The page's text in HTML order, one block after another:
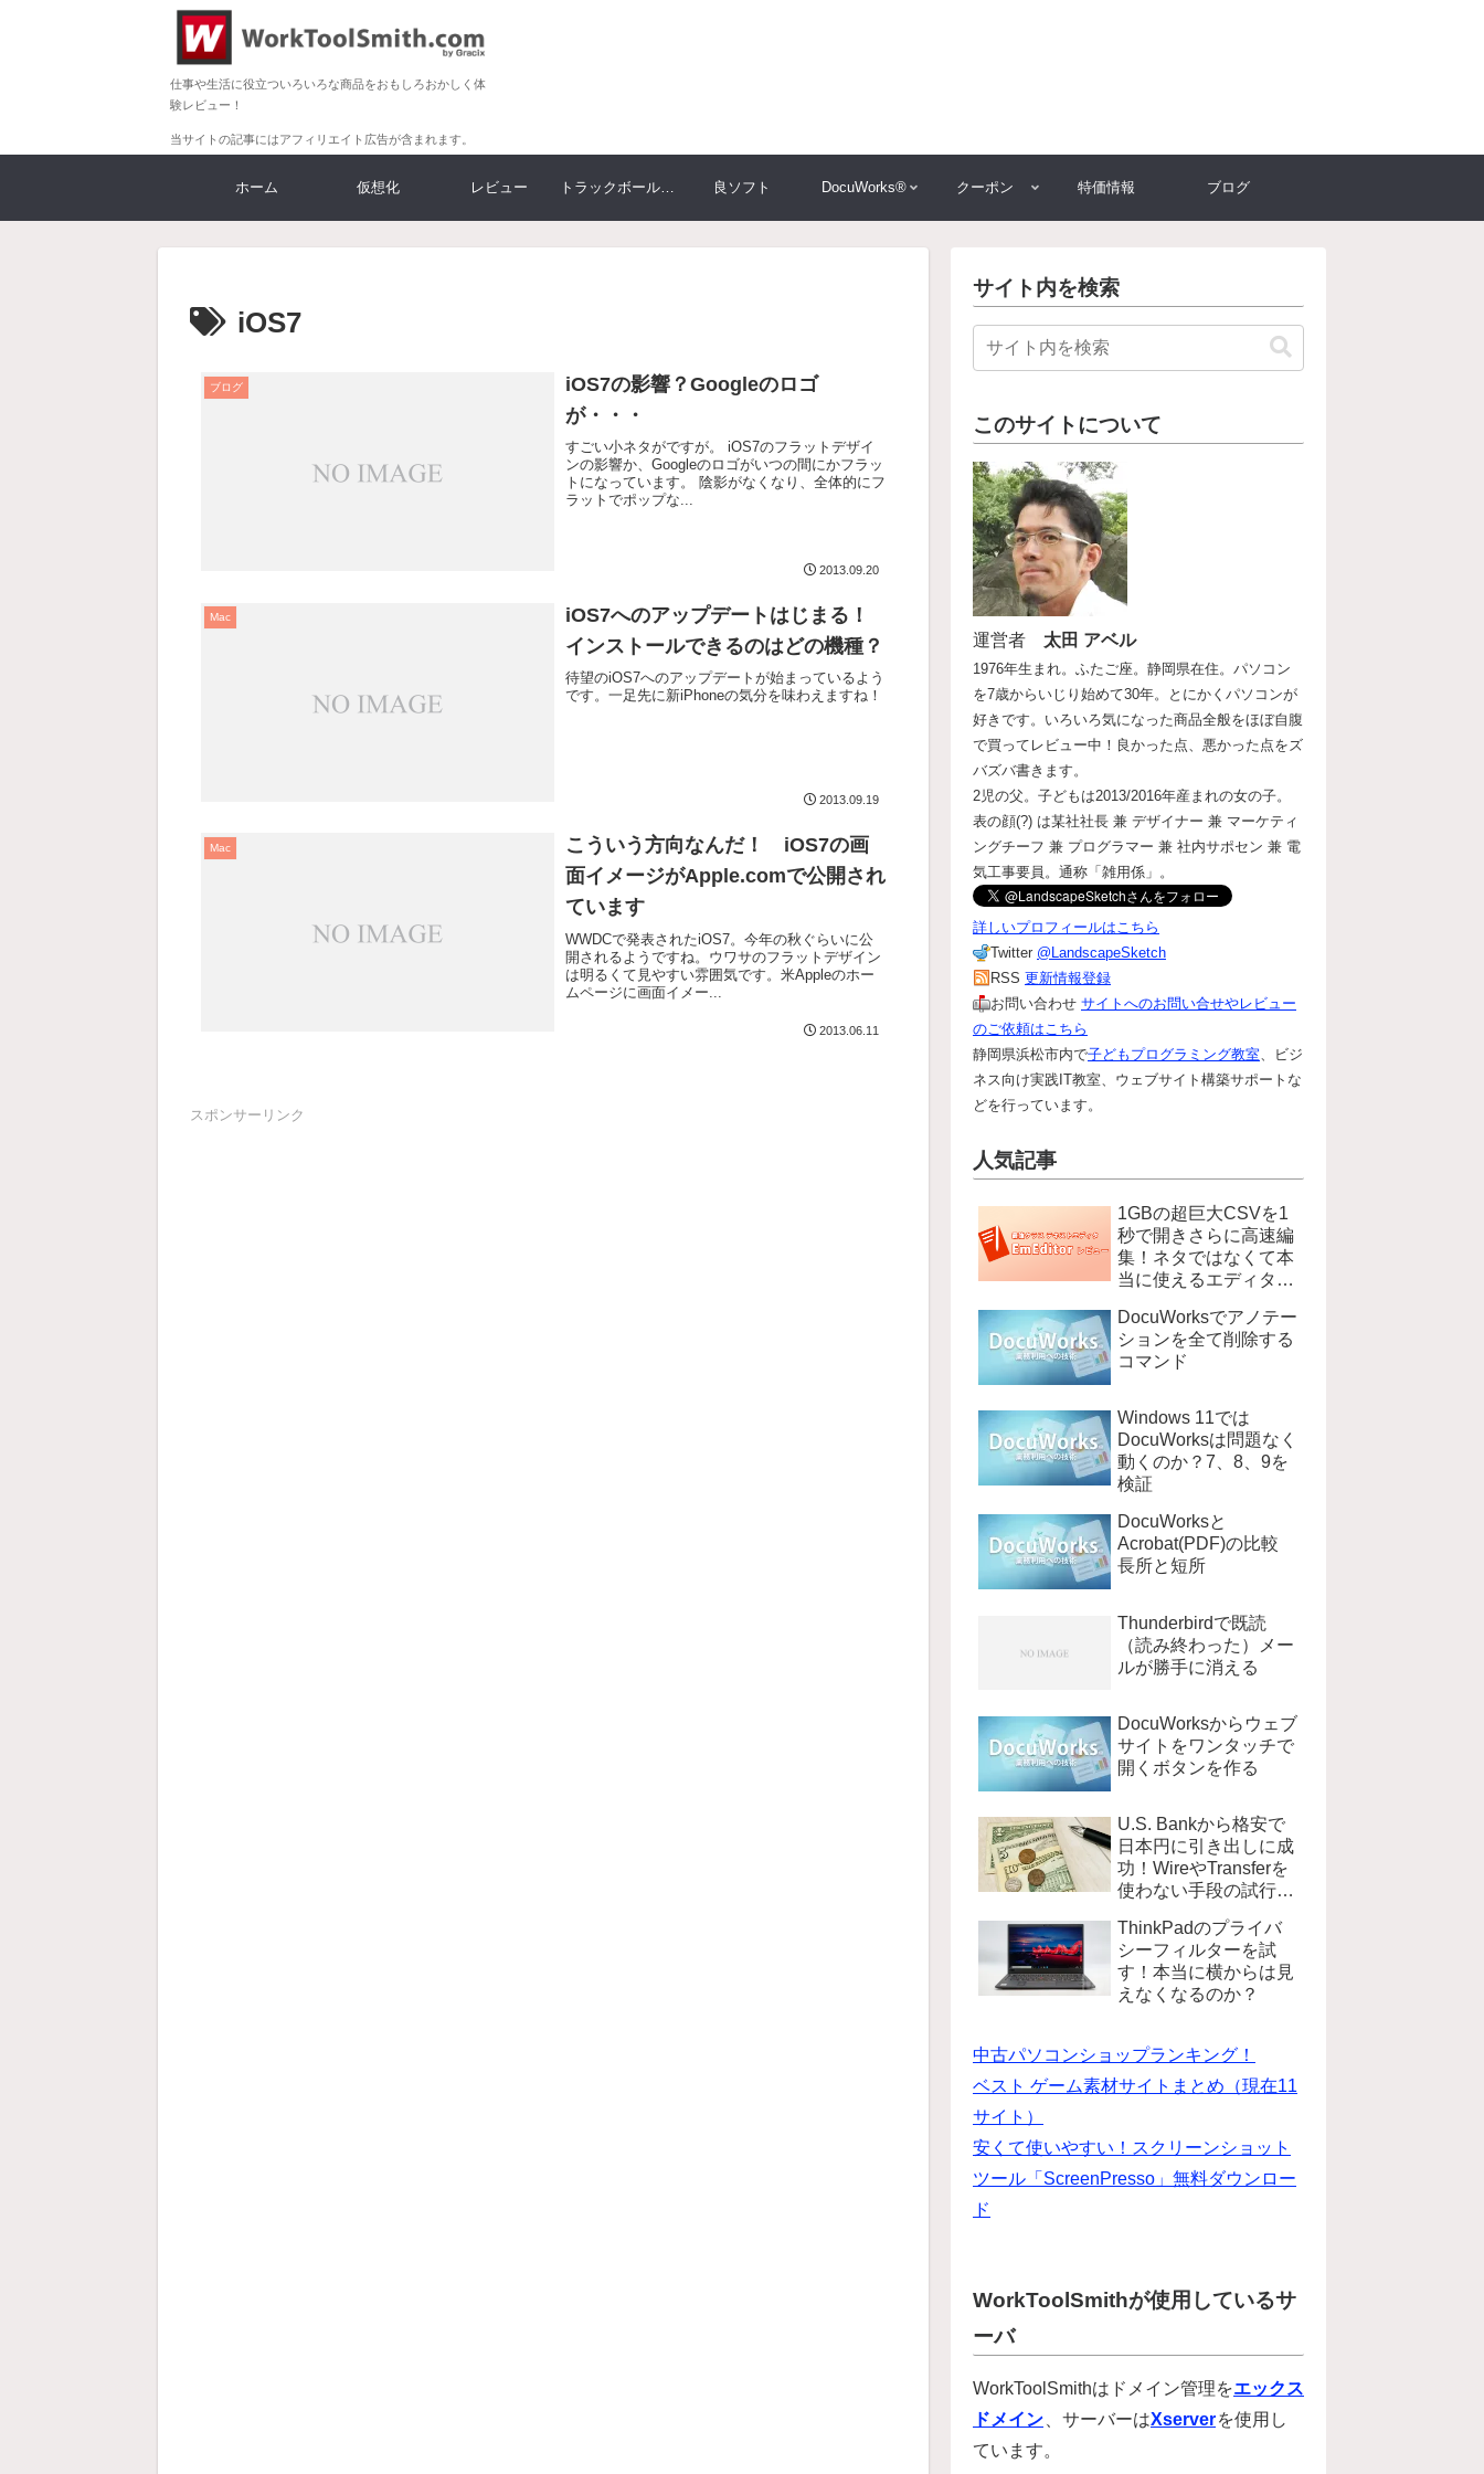
仕事や生活に役立ついろいろな商品をおもしろおかしく体
験レビュー！
当サイトの記事にはアフィリエイト広告が含まれます。
ホーム 仮想化 レビュー トラックボール大比較 良ソフト DocuWorks® クーポン 特価情報 ブログ
iOS7
ブログ
iOS7の影響？Googleのロゴ
が・・・
すごい小ネタがですが。 iOS7のフラットデザイ
ンの影響か、Googleのロゴがいつの間にかフラッ
トになっています。 陰影がなくなり、全体的にフ
ラットでポップな...
2013.09.20
Mac
iOS7へのアップデートはじまる！
インストールできるのはどの機種？
待望のiOS7へのアップデートが始まっているよう
です。一足先に新iPhoneの気分を味わえますね！
2013.09.19
Mac
こういう方向なんだ！ iOS7の画
面イメージがApple.comで公開され
ています
WWDCで発表されたiOS7。今年の秋ぐらいに公
開されるようですね。ウワサのフラットデザイン
は明るくて見やすい雰囲気です。米Appleのホー
ムページに画面イメー...
2013.06.11
スポンサーリンク
サイト内を検索
このサイトについて
運営者 太田 アベル
1976年生まれ。ふたご座。静岡県在住。パソコン
を7歳からいじり始めて30年。とにかくパソコンが
好きです。いろいろ気になった商品全般をほぼ自腹
で買ってレビュー中！良かった点、悪かった点をズ
バズバ書きます。
2児の父。子どもは2013/2016年産まれの女の子。
表の顔(?) は某社社長 兼 デザイナー 兼 マーケティ
ングチーフ 兼 プログラマー 兼 社内サポセン 兼 電
気工事要員。通称「雑用係」。
詳しいプロフィールはこちら
Twitter @LandscapeSketch
RSS 更新情報登録
お問い合わせ サイトへのお問い合せやレビュー
のご依頼はこちら
静岡県浜松市内で子どもプログラミング教室 、ビジ
ネス向け実践IT教室、ウェブサイト構築サポートな
どを行っています。
人気記事
1GBの超巨大CSVを1
秒で開きさらに高速編
集！ネタではなくて本
当に使えるエディタ
DocuWorksでアノテー
ションを全て削除する
コマンド
Windows 11では
DocuWorksは問題なく
動くのか？7、8、9を
検証
DocuWorksと
Acrobat(PDF)の比較
長所と短所
Thunderbirdで既読
（読み終わった）メー
ルが勝手に消える
DocuWorksからウェブ
サイトをワンタッチで
開くボタンを作る
U.S. Bankから格安で
日本円に引き出しに成
功！WireやTransferを
使わない手段の試行錯
ThinkPadのプライバ
シーフィルターを試
す！本当に横からは見
えなくなるのか？
中古パソコンショップランキング！
ベスト ゲーム素材サイトまとめ（現在11
サイト）
安くて使いやすい！スクリーンショット
ツール「ScreenPresso」無料ダウンロー
ド
WorkToolSmithが使用しているサ
ーバ
WorkToolSmithはドメイン管理をエックス
ドメイン 、サーバーはXserverを使用し
ています。